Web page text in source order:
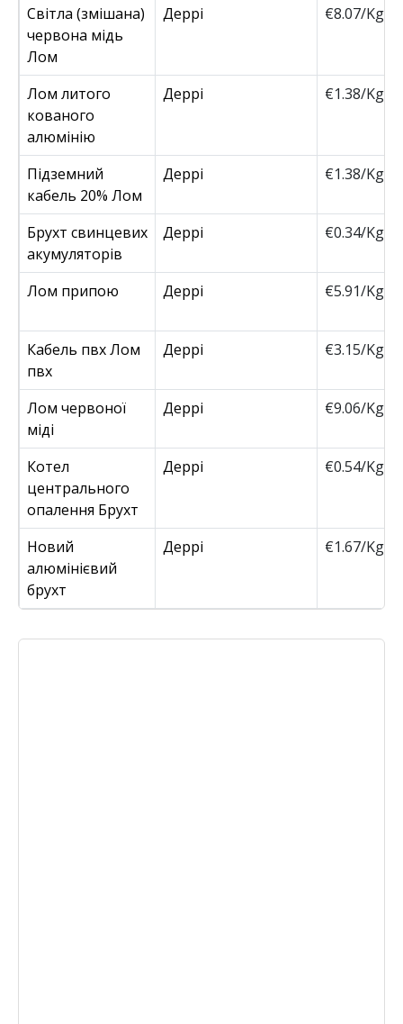
Світла (змішана)
червона мідь
Лом
Деррі €8.07/Kg
Лом литого
кованого
алюмінію
Деррі €1.38/Kg
Підземний
кабель 20% Лом
Деррі €1.38/Kg
Брухт свинцевих
акумуляторів
Деррі €0.34/Kg
Лом припою Деррі €5.91/Kg
Кабель пвх Лом
пвх
Деррі €3.15/Kg
Лом червоної
міді
Деррі €9.06/Kg
Котел
центрального
опалення Брухт
Деррі €0.54/Kg
Новий
алюмінієвий
брухт
Деррі €1.67/Kg